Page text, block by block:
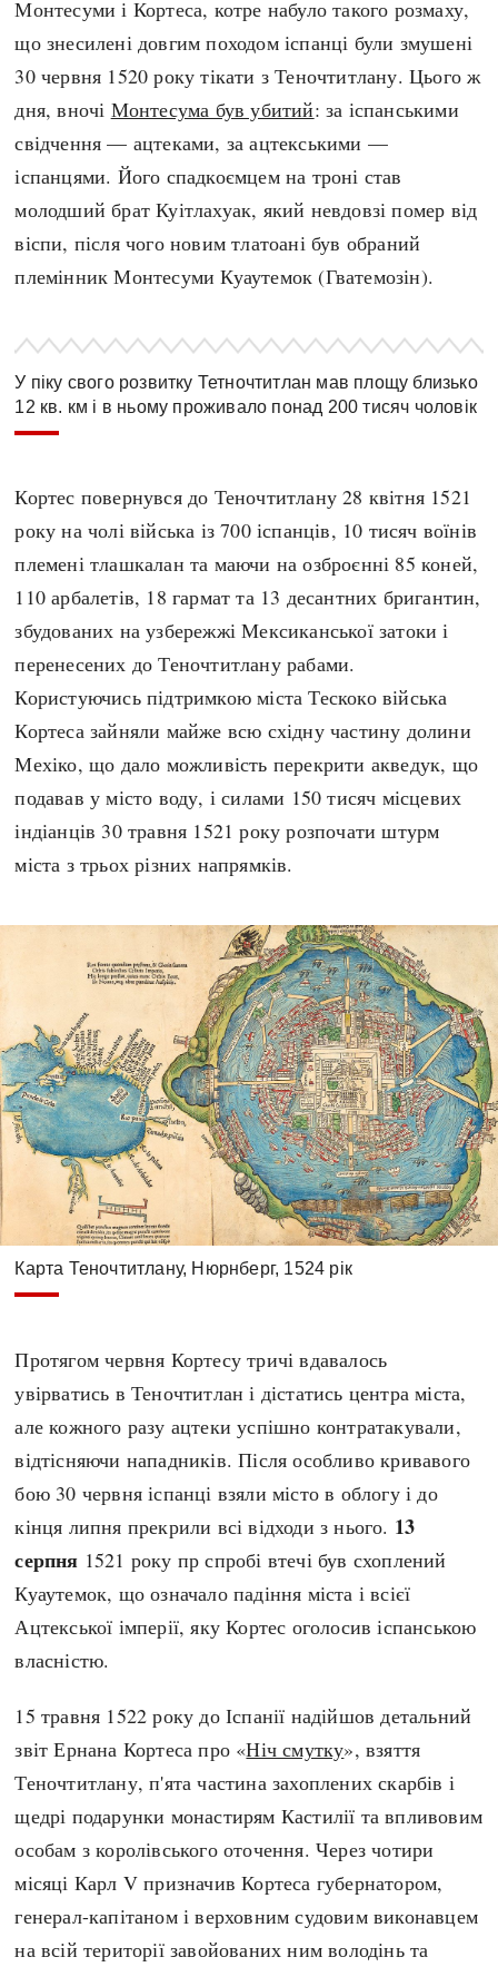
Монтесуми і Кортеса, котре набуло такого розмаху,
що знесилені довгим походом іспанці були змушені
30 червня 1520 року тікати з Теночтитлану. Цього ж
дня, вночі Монтесума був убитий: за іспанськими
свідчення — ацтеками, за ацтекськими —
іспанцями. Його спадкоємцем на троні став
молодший брат Куітлахуак, який невдовзі помер від
віспи, після чого новим тлатоані був обраний
племінник Монтесуми Куаутемок (Гватемозін).
У піку свого розвитку Тетночтитлан мав площу близько
12 кв. км і в ньому проживало понад 200 тисяч чоловік
Кортес повернувся до Теночтитлану 28 квітня 1521
року на чолі війська із 700 іспанців, 10 тисяч воїнів
племені тлашкалан та маючи на озброєнні 85 коней,
110 арбалетів, 18 гармат та 13 десантних бригантин,
збудованих на узбережжі Мексиканської затоки і
перенесених до Теночтитлану рабами.
Користуючись підтримкою міста Тескоко війська
Кортеса зайняли майже всю східну частину долини
Мехіко, що дало можливість перекрити акведук, що
подавав у місто воду, і силами 150 тисяч місцевих
індіанців 30 травня 1521 року розпочати штурм
міста з трьох різних напрямків.
Карта Теночтитлану, Нюрнберг, 1524 рік
Протягом червня Кортесу тричі вдавалось
увірватись в Теночтитлан і дістатись центра міста,
але кожного разу ацтеки успішно контратакували,
відтісняючи нападників. Після особливо кривавого
бою 30 червня іспанці взяли місто в облогу і до
кінця липня прекрили всі відходи з нього. 13
серпня 1521 року пр спробі втечі був схоплений
Куаутемок, що означало падіння міста і всієї
Ацтекської імперії, яку Кортес оголосив іспанською
власністю.
15 травня 1522 року до Іспанії надійшов детальний
звіт Ернана Кортеса про «Ніч смутку», взяття
Теночтитлану, п'ята частина захоплених скарбів і
щедрі подарунки монастирям Кастилії та впливовим
особам з королівського оточення. Через чотири
місяці Карл V призначив Кортеса губернатором,
генерал-капітаном і верховним судовим виконавцем
на всій території завойованих ним володінь та